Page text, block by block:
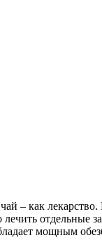
– как
отдельные
мощным